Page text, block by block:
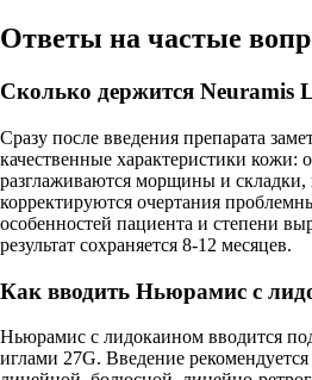
Ответы на частые
Сколько держится Neuramis
Сразу после введения препарата
качественные характеристики кожи:
разглаживаются морщины и
корректируются очертания
особенностей пациента и степени
результат сохраняется 8-12 месяцев.
Как вводить Ньюрамис с
Ньюрамис с лидокаином вводится
иглами 27G. Введение